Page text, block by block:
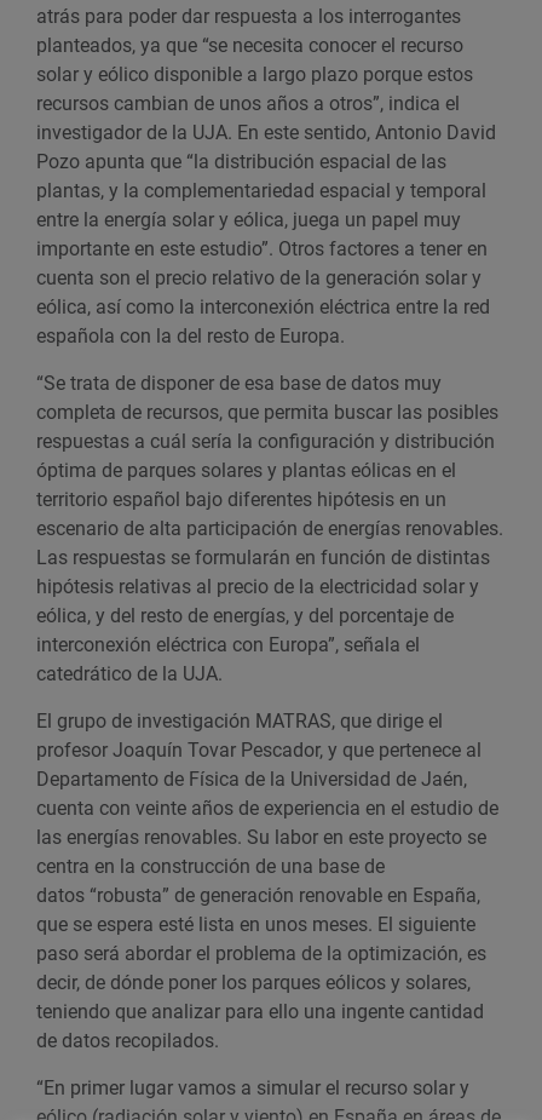
atrás para poder dar respuesta a los interrogantes
planteados, ya que “se necesita conocer el recurso
solar y eólico disponible a largo plazo porque estos
recursos cambian de unos años a otros”, indica el
investigador de la UJA. En este sentido, Antonio David
Pozo apunta que “la distribución espacial de las
plantas, y la complementariedad espacial y temporal
entre la energía solar y eólica, juega un papel muy
importante en este estudio”. Otros factores a tener en
cuenta son el precio relativo de la generación solar y
eólica, así como la interconexión eléctrica entre la red
española con la del resto de Europa.
“Se trata de disponer de esa base de datos muy
completa de recursos, que permita buscar las posibles
respuestas a cuál sería la configuración y distribución
óptima de parques solares y plantas eólicas en el
territorio español bajo diferentes hipótesis en un
escenario de alta participación de energías renovables.
Las respuestas se formularán en función de distintas
hipótesis relativas al precio de la electricidad solar y
eólica, y del resto de energías, y del porcentaje de
interconexión eléctrica con Europa”, señala el
catedrático de la UJA.
El grupo de investigación MATRAS, que dirige el
profesor Joaquín Tovar Pescador, y que pertenece al
Departamento de Física de la Universidad de Jaén,
cuenta con veinte años de experiencia en el estudio de
las energías renovables. Su labor en este proyecto se
centra en la construcción de una base de
datos “robusta” de generación renovable en España,
que se espera esté lista en unos meses. El siguiente
paso será abordar el problema de la optimización, es
decir, de dónde poner los parques eólicos y solares,
teniendo que analizar para ello una ingente cantidad
de datos recopilados.
“En primer lugar vamos a simular el recurso solar y